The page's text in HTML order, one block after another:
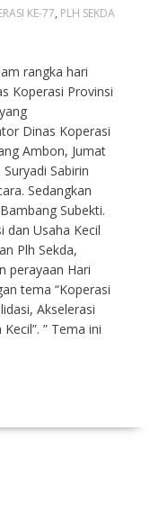
KE-77, PLH SEKDA
rangka hari
Koperasi Provinsi
Dinas Koperasi
Ambon, Jumat
Sabirin
Sedangkan
Subekti.
dan Usaha Kecil
Plh Sekda,
perayaan Hari
tema “Koperasi
Akselerasi
” Tema ini